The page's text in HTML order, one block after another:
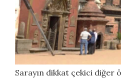
Sarayın dikkat çekici diğer